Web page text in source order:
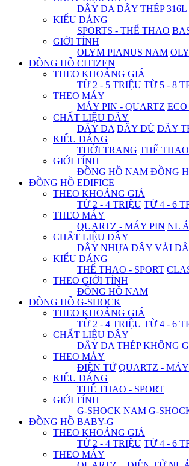
DÂY DA DÂY THÉP 316L
KIỂU DÁNG
SPORTS - THỂ THAO
GIỚI TÍNH
OLYM PIANUS NAM
ĐỒNG HỒ CITIZEN
THEO KHOẢNG GIÁ
TỪ 2 - 5 TRIỆU TỪ 5 - 8
THEO MÁY
MÁY PIN - QUARTZ
CHẤT LIỆU DÂY
DÂY DA DÂY DÙ DÂY
KIỂU DÁNG
THỜI TRANG THỂ
GIỚI TÍNH
ĐỒNG HỒ NAM ĐỒNG
ĐỒNG HỒ EDIFICE
THEO KHOẢNG GIÁ
TỪ 2 - 4 TRIỆU TỪ 4 - 6
THEO MÁY
QUARTZ - MÁY PIN NL
CHẤT LIỆU DÂY
DÂY NHỰA DÂY VẢI
KIỂU DÁNG
THỂ THAO - SPORT
THEO GIỚI TÍNH
ĐỒNG HỒ NAM
ĐỒNG HỒ G-SHOCK
THEO KHOẢNG GIÁ
TỪ 2 - 4 TRIỆU TỪ 4 - 6
CHẤT LIỆU DÂY
DÂY DA THÉP KHÔNG
THEO MÁY
ĐIỆN TỬ QUARTZ -
KIỂU DÁNG
THỂ THAO - SPORT
GIỚI TÍNH
G-SHOCK NAM G-
ĐỒNG HỒ BABY-G
THEO KHOẢNG GIÁ
TỪ 2 - 4 TRIỆU TỪ 4 - 6
THEO MÁY